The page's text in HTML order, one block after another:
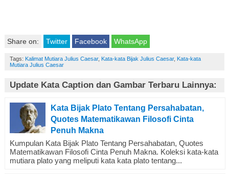
Share on: Twitter Facebook WhatsApp
Tags: Kalimat Mutiara Julius Caesar, Kata-kata Bijak Julius Caesar, Kata-kata
Mutiara Julius Caesar
Update Kata Caption dan Gambar Terbaru Lainnya:
Kata Bijak Plato Tentang Persahabatan,
Quotes Matematikawan Filosofi Cinta
Penuh Makna
Kumpulan Kata Bijak Plato Tentang Persahabatan, Quotes
Matematikawan Filosofi Cinta Penuh Makna. Koleksi kata-kata
mutiara plato yang meliputi kata kata plato tentang...